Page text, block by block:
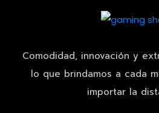
Comodidad, innovación y
lo que brindamos a cada
importar la